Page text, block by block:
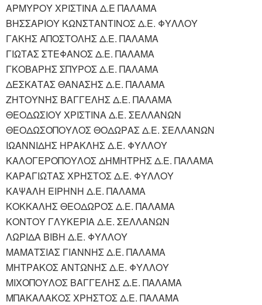
ΑΡΜΥΡΟΥ ΧΡΙΣΤΙΝΑ Δ.Ε ΠΑΛΑΜΑ
ΒΗΣΣΑΡΙΟΥ ΚΩΝΣΤΑΝΤΙΝΟΣ Δ.Ε. ΦΥΛΛΟΥ
ΓΑΚΗΣ ΑΠΟΣΤΟΛΗΣ Δ.Ε. ΠΑΛΑΜΑ
ΓΙΩΤΑΣ ΣΤΕΦΑΝΟΣ Δ.Ε. ΠΑΛΑΜΑ
ΓΚΟΒΑΡΗΣ ΣΠΥΡΟΣ Δ.Ε. ΠΑΛΑΜΑ
ΔΕΣΚΑΤΑΣ ΘΑΝΑΣΗΣ Δ.Ε. ΠΑΛΑΜΑ
ΖΗΤΟΥΝΗΣ ΒΑΓΓΕΛΗΣ Δ.Ε. ΠΑΛΑΜΑ
ΘΕΟΔΩΣΙΟΥ ΧΡΙΣΤΙΝΑ Δ.Ε. ΣΕΛΛΑΝΩΝ
ΘΕΟΔΩΣΟΠΟΥΛΟΣ ΘΟΔΩΡΑΣ Δ.Ε. ΣΕΛΛΑΝΩΝ
ΙΩΑΝΝΙΔΗΣ ΗΡΑΚΛΗΣ Δ.Ε. ΦΥΛΛΟΥ
ΚΑΛΟΓΕΡΟΠΟΥΛΟΣ ΔΗΜΗΤΡΗΣ Δ.Ε. ΠΑΛΑΜΑ
ΚΑΡΑΓΙΩΤΑΣ ΧΡΗΣΤΟΣ Δ.Ε. ΦΥΛΛΟΥ
ΚΑΨΑΛΗ ΕΙΡΗΝΗ Δ.Ε. ΠΑΛΑΜΑ
ΚΟΚΚΑΛΗΣ ΘΕΟΔΩΡΟΣ Δ.Ε. ΠΑΛΑΜΑ
ΚΟΝΤΟΥ ΓΛΥΚΕΡΙΑ Δ.Ε. ΣΕΛΛΑΝΩΝ
ΛΩΡΙΔΑ ΒΙΒΗ Δ.Ε. ΦΥΛΛΟΥ
ΜΑΜΑΤΣΙΑΣ ΓΙΑΝΝΗΣ Δ.Ε. ΠΑΛΑΜΑ
ΜΗΤΡΑΚΟΣ ΑΝΤΩΝΗΣ Δ.Ε. ΦΥΛΛΟΥ
ΜΙΧΟΠΟΥΛΟΣ ΒΑΓΓΕΛΗΣ Δ.Ε. ΠΑΛΑΜΑ
ΜΠΑΚΑΛΑΚΟΣ ΧΡΗΣΤΟΣ Δ.Ε. ΠΑΛΑΜΑ